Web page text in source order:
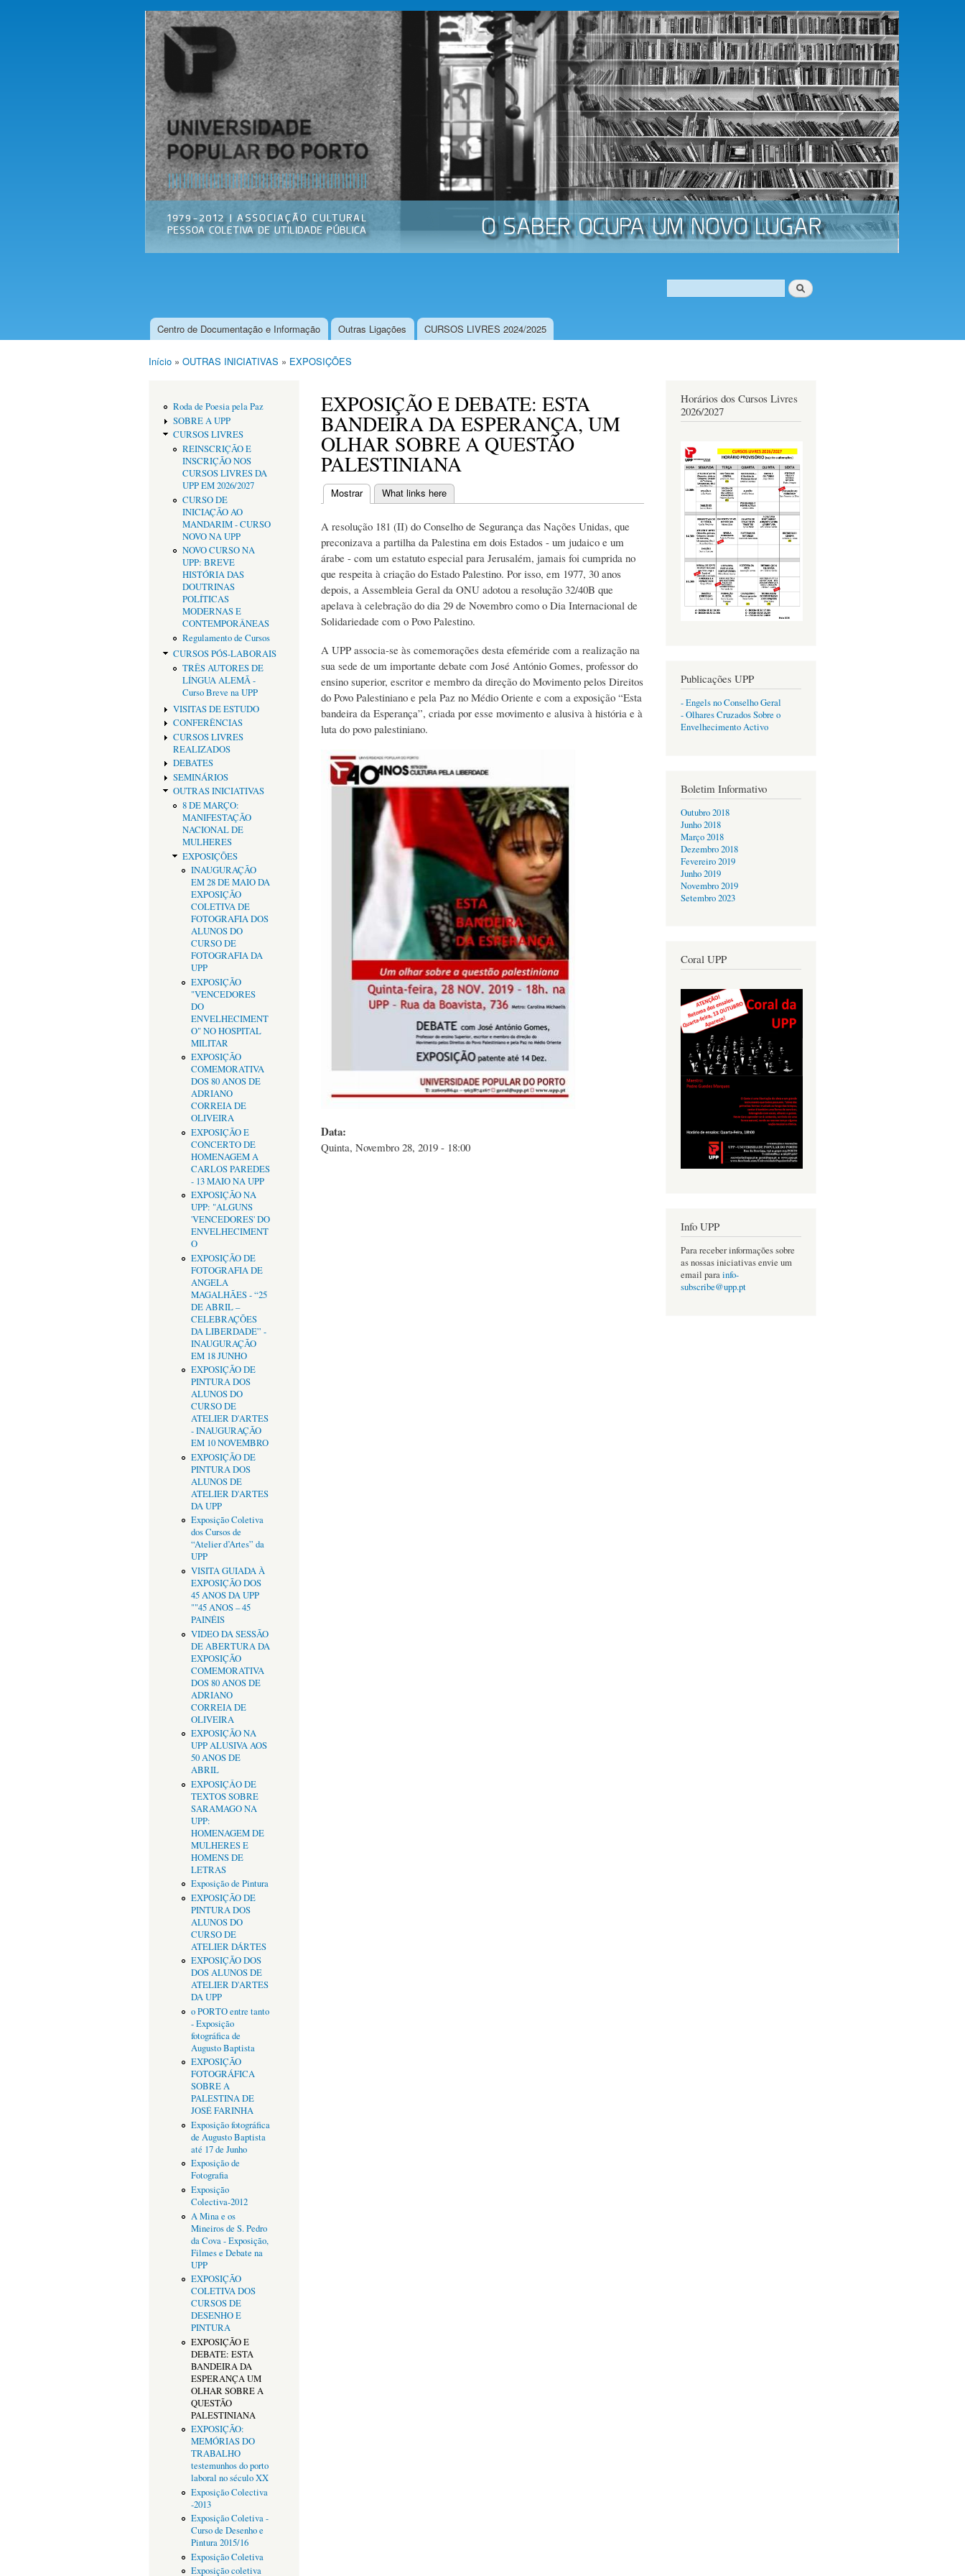
Passar
para o
conteúdo
principal
Universidade
Popular do
Porto
Associação
Cultural
Formulário de procura
Procurar
Menu principal
Centro de Documentação e Informação Outras Ligações CURSOS LIVRES 2024/2025
Início » OUTRAS INICIATIVAS » EXPOSIÇÕES
Roda de Poesia pela Paz
SOBRE A UPP
CURSOS LIVRES
REINSCRIÇÃO E
INSCRIÇÃO NOS
CURSOS LIVRES DA
UPP EM 2026/2027
CURSO DE
INICIAÇÃO AO
MANDARIM - CURSO
NOVO NA UPP
NOVO CURSO NA
UPP: BREVE
HISTÓRIA DAS
DOUTRINAS
POLÍTICAS
MODERNAS E
CONTEMPORÂNEAS
Regulamento de Cursos
CURSOS PÓS-LABORAIS
TRÊS AUTORES DE
LÍNGUA ALEMÃ -
Curso Breve na UPP
VISITAS DE ESTUDO
CONFERÊNCIAS
CURSOS LIVRES
REALIZADOS
DEBATES
SEMINÁRIOS
OUTRAS INICIATIVAS
8 DE MARÇO:
MANIFESTAÇÃO
NACIONAL DE
MULHERES
EXPOSIÇÕES
INAUGURAÇÃO
EM 28 DE MAIO DA
EXPOSIÇÃO
COLETIVA DE
FOTOGRAFIA DOS
ALUNOS DO
CURSO DE
FOTOGRAFIA DA
UPP
EXPOSIÇÃO
"VENCEDORES
DO
ENVELHECIMENT
O" NO HOSPITAL
MILITAR
EXPOSIÇÃO
COMEMORATIVA
DOS 80 ANOS DE
ADRIANO
CORREIA DE
OLIVEIRA
EXPOSIÇÃO E
CONCERTO DE
HOMENAGEM A
CARLOS PAREDES
- 13 MAIO NA UPP
EXPOSIÇÃO NA
UPP: "ALGUNS
'VENCEDORES' DO
ENVELHECIMENT
O
EXPOSIÇÃO DE
FOTOGRAFIA DE
ANGELA
MAGALHÃES - “25
DE ABRIL –
CELEBRAÇÕES
DA LIBERDADE” -
INAUGURAÇÃO
EM 18 JUNHO
EXPOSIÇÃO DE
PINTURA DOS
ALUNOS DO
CURSO DE
ATELIER D'ARTES
- INAUGURAÇÃO
EM 10 NOVEMBRO
EXPOSIÇÃO DE
PINTURA DOS
ALUNOS DE
ATELIER D'ARTES
DA UPP
Exposição Coletiva
dos Cursos de
“Atelier d’Artes” da
UPP
VISITA GUIADA À
EXPOSIÇÃO DOS
45 ANOS DA UPP
""45 ANOS – 45
PAINÉIS
VIDEO DA SESSÃO
DE ABERTURA DA
EXPOSIÇÃO
COMEMORATIVA
DOS 80 ANOS DE
ADRIANO
CORREIA DE
OLIVEIRA
EXPOSIÇÃO NA
UPP ALUSIVA AOS
50 ANOS DE
ABRIL
EXPOSIÇÂO DE
TEXTOS SOBRE
SARAMAGO NA
UPP:
HOMENAGEM DE
MULHERES E
HOMENS DE
LETRAS
Exposição de Pintura
EXPOSIÇÃO DE
PINTURA DOS
ALUNOS DO
CURSO DE
ATELIER DÁRTES
EXPOSIÇÃO DOS
DOS ALUNOS DE
ATELIER D'ARTES
DA UPP
o PORTO entre tanto
- Exposição
fotográfica de
Augusto Baptista
EXPOSIÇÃO
FOTOGRÁFICA
SOBRE A
PALESTINA DE
JOSÉ FARINHA
Exposição fotográfica
de Augusto Baptista
até 17 de Junho
Exposição de
Fotografia
Exposição
Colectiva-2012
A Mina e os
Mineiros de S. Pedro
da Cova - Exposição,
Filmes e Debate na
UPP
EXPOSIÇÃO
COLETIVA DOS
CURSOS DE
DESENHO E
PINTURA
EXPOSIÇÃO E
DEBATE: ESTA
BANDEIRA DA
ESPERANÇA UM
OLHAR SOBRE A
QUESTÃO
PALESTINIANA
EXPOSIÇÃO:
MEMÓRIAS DO
TRABALHO
testemunhos do porto
laboral no século XX
Exposição Colectiva
-2013
Exposição Coletiva -
Curso de Desenho e
Pintura 2015/16
Exposição Coletiva
Exposição coletiva
EXPOSIÇÃO E DEBATE: ESTA
BANDEIRA DA ESPERANÇA, UM
OLHAR SOBRE A QUESTÃO
PALESTINIANA
Separadores primários
Mostrar(separador ativo)
What links here
A resolução 181 (II) do Conselho de Segurança das Nações Unidas, que
preconizava a partilha da Palestina em dois Estados - um judaico e um
árabe - com um estatuto especial para Jerusalém, jamais foi cumprida no
que respeita à criação do Estado Palestino. Por isso, em 1977, 30 anos
depois, a Assembleia Geral da ONU adotou a resolução 32/40B que
apelava à celebração do dia 29 de Novembro como o Dia Internacional de
Solidariedade com o Povo Palestino.
A UPP associa-se às comemorações desta efeméride com a realização na
sua sede de um importante debate com José António Gomes, professor do
ensino superior, escritor e membro da direção do Movimento pelos Direitos
do Povo Palestiniano e pela Paz no Médio Oriente e com a exposição “Esta
bandeira da Esperança”, criada por esse movimento e alusiva à história e à
luta do povo palestiniano.
Data:
Quinta, Novembro 28, 2019 - 18:00
Horários dos Cursos Livres
2026/2027
Publicações UPP
- Engels no Conselho Geral
- Olhares Cruzados Sobre o
Envelhecimento Activo
Boletim Informativo
Outubro 2018
Junho 2018
Março 2018
Dezembro 2018
Fevereiro 2019
Junho 2019
Novembro 2019
Setembro 2023
Coral UPP
Info UPP
Para receber informações sobre
as nossas iniciativas envie um
email parainfo-
subscribe@upp.pt